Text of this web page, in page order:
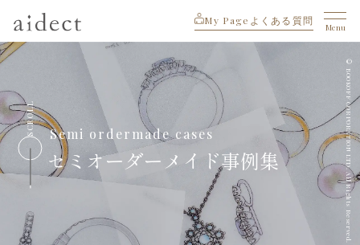
My Page よくある質問
Menu
Semi ordermade cases
セミオーダーメイド事例集
SCROLL © BOOKOFF CORPORATION LTD. All Rights Reserved.